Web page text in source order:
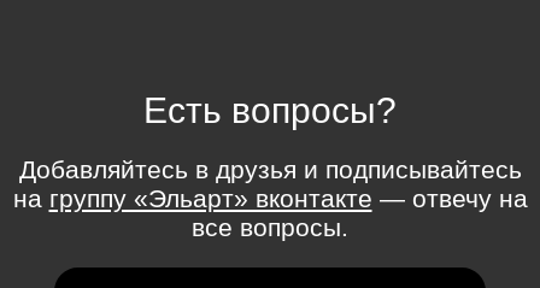
Есть вопросы?
Добавляйтесь в друзья и подписывайтесь
на группу «Эльарт» вконтакте — отвечу на
все вопросы.